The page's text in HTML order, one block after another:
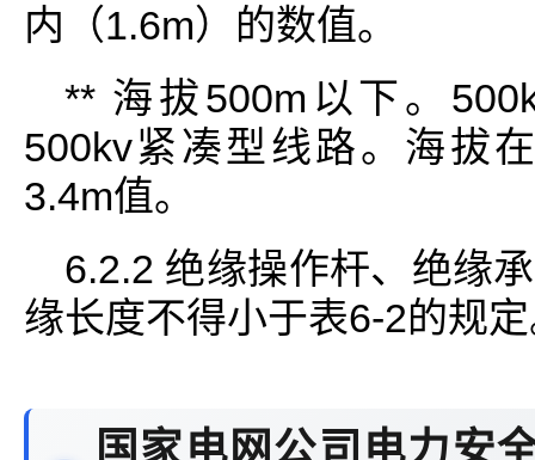
内（1.6m）的数值。
** 海拔500m以下。
500kv紧凑型线路。海拔
3.4m值。
6.2.2 绝缘操作杆、绝缘
缘长度不得小于表6-2的规
国家电网公司电力安